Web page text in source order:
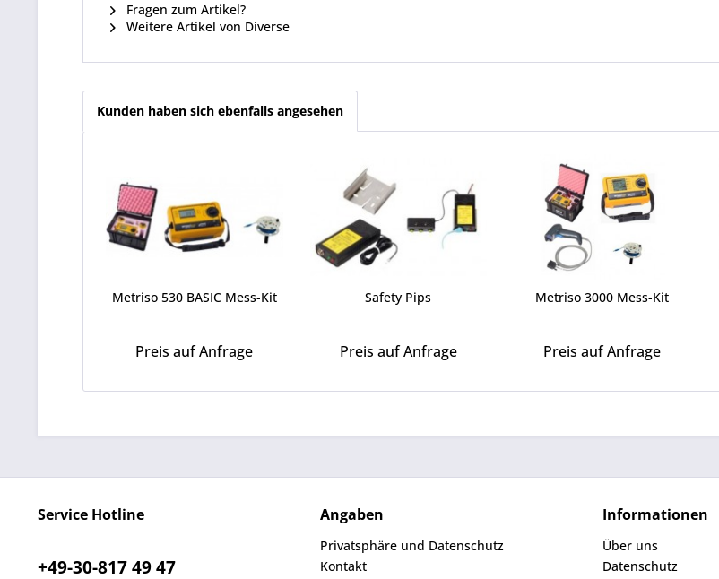
Fragen zum Artikel?
Weitere Artikel von Diverse
Kunden haben sich ebenfalls angesehen
Metriso 530 BASIC Mess-Kit
Preis auf Anfrage
Safety Pips
Preis auf Anfrage
Metriso 3000 Mess-Kit
Preis auf Anfrage
Service Hotline
+49-30-817 49 47
Angaben
Privatsphäre und Datenschutz
Kontakt
Informationen
Über uns
Datenschutz